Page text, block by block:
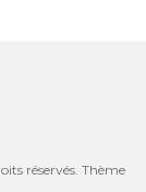
réservés. Thème